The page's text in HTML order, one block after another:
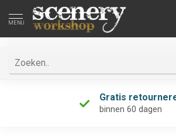
MENU
Gratis
binnen 60 dagen